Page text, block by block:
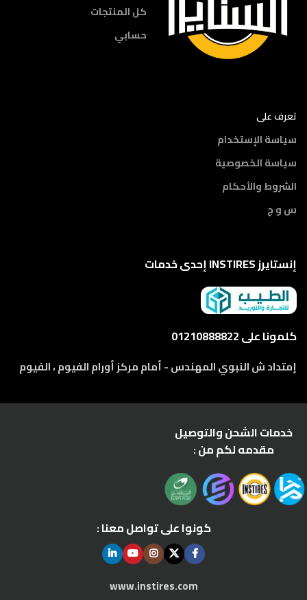
كل المنتجات
حسابي
تعرف على
سياسة الإستخدام
سياسة الخصوصية
الشروط والأحكام
س و ج
إنستايرز INSTIRES إحدى خدمات
كلمونا على 01210888822
إمتداد ش النبوي المهندس - أمام مركز أورام الفيوم ، الفيوم
خدمات الشحن والتوصيل
مقدمه لكم من :
كونوا على تواصل معنا :
www.instires.com